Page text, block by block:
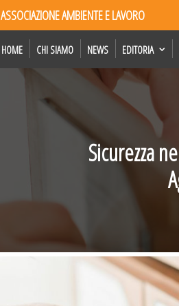
ASSOCIAZIONE AMBIENTE E LAVORO
HOME CHI SIAMO NEWS EDITORIA
Sicurezza